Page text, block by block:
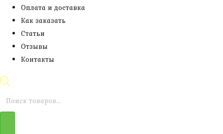
Оплата и доставка
Как заказать
Статьи
Отзывы
Контакты
Поиск